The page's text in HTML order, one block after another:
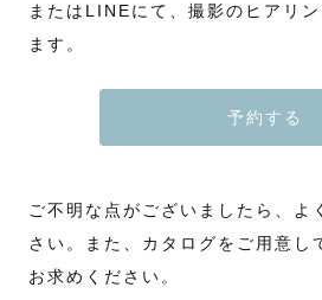
またはLINEにて、撮影のヒアリ
ます。
予約する
ご不明な点がございましたら、よ
さい。また、カタログをご用意し
お求めください。